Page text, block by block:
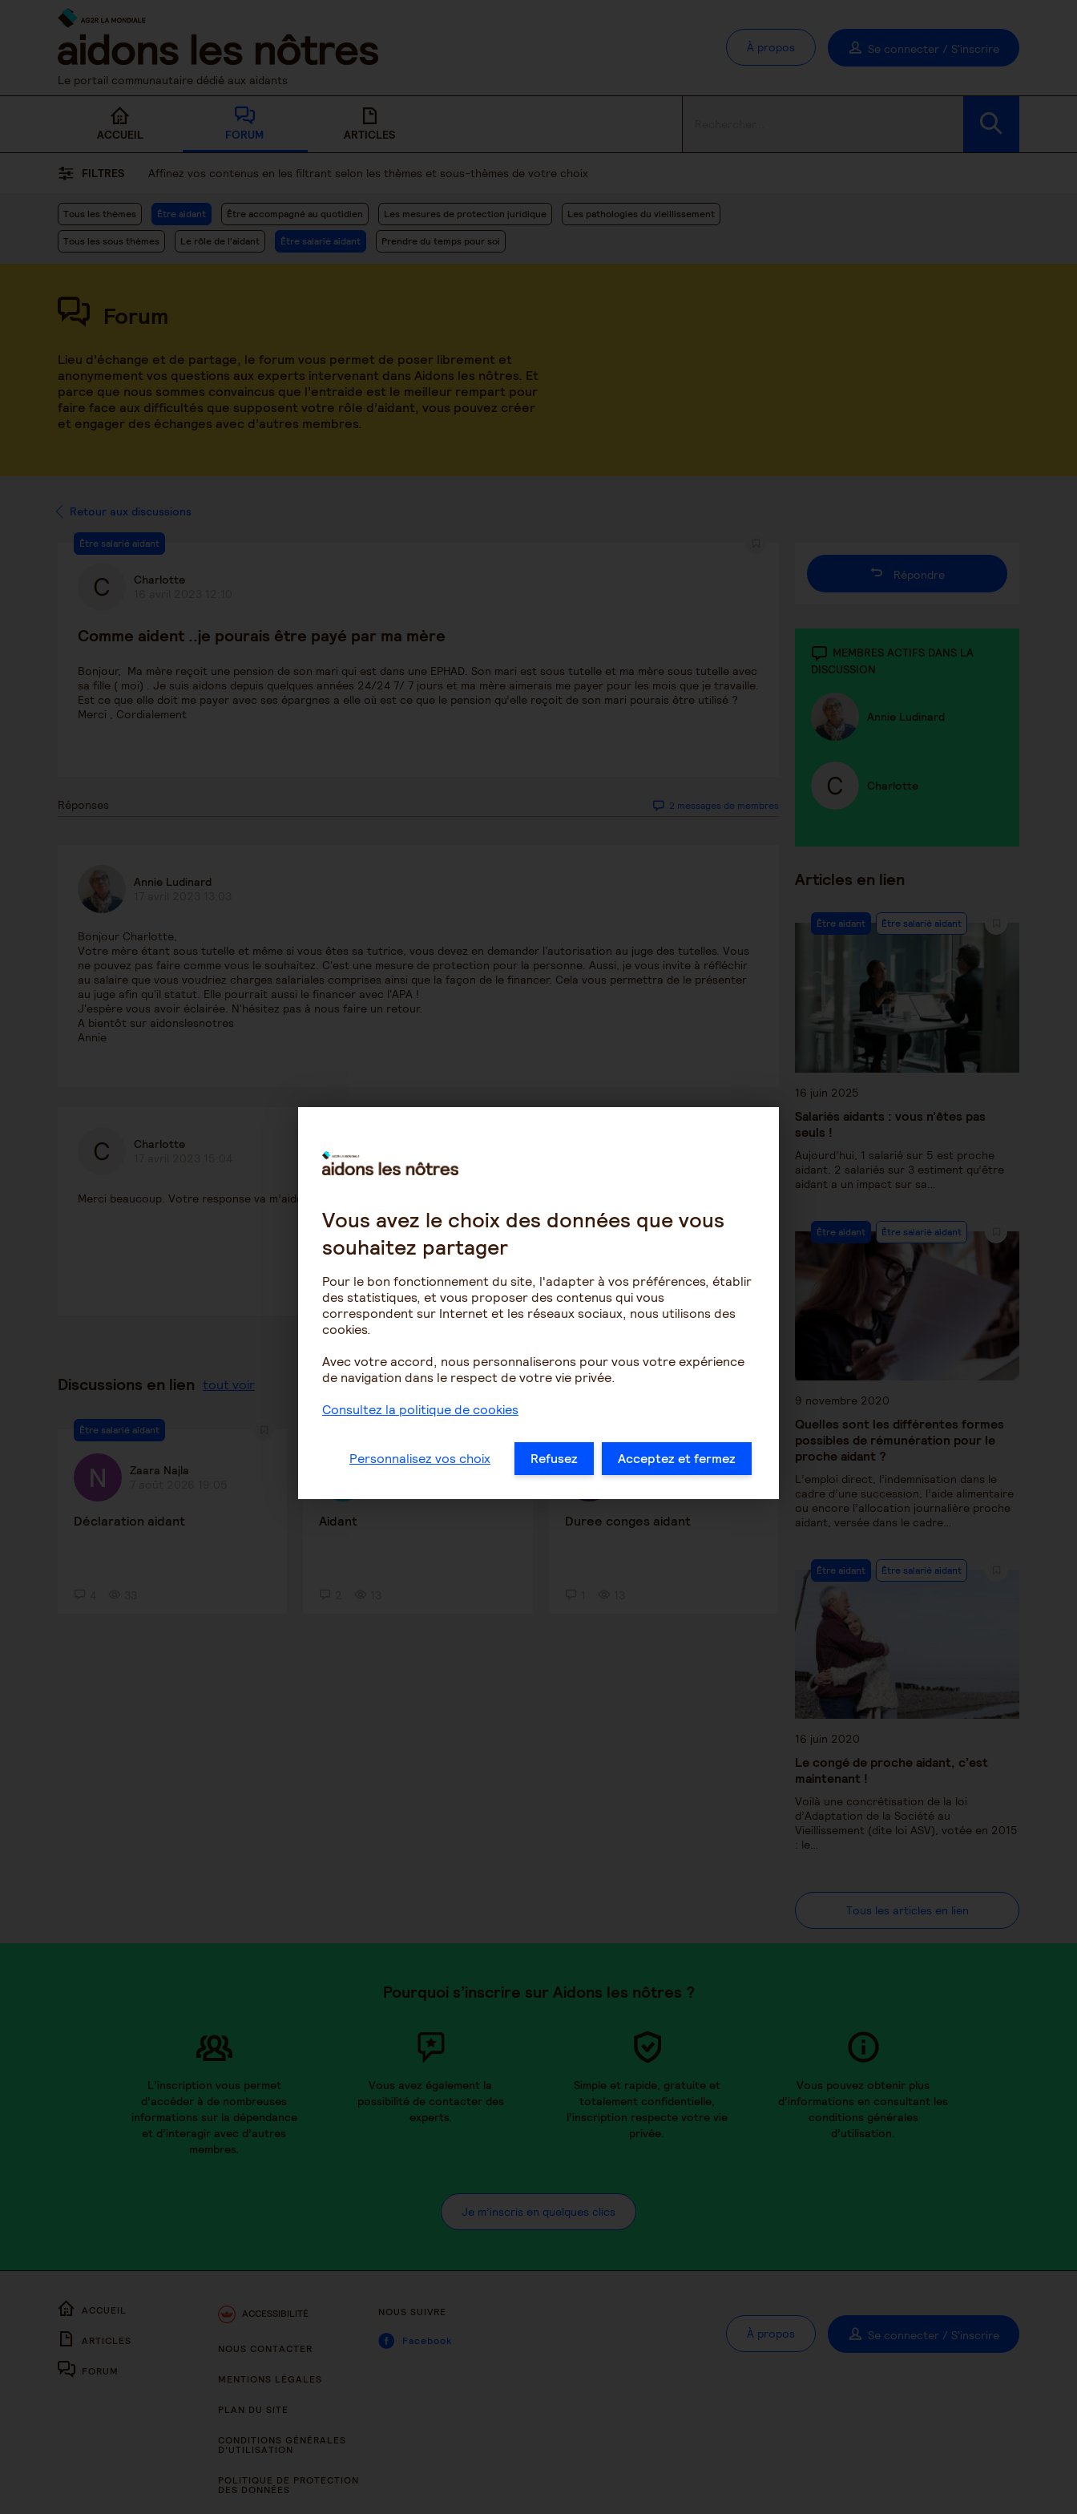
Le portail communautaire dédié aux aidants
À propos Se connecter / S'inscrire
ACCUEIL FORUM ARTICLES
FILTRES Affinez vos contenus en les filtrant selon les thèmes et sous-thèmes de votre choix
Tous les thèmes Être aidant
Tous les sous thèmes Le rôle de l'aidant Être salarié aidant Prendre du temps pour soi
Être accompagné au quotidien Les mesures de protection juridique Les pathologies du vieillissement
Forum
Lieu d’échange et de partage, le forum vous permet de poser librement et
anonymement vos questions aux experts intervenant dans Aidons les nôtres. Et
parce que nous sommes convaincus que l’entraide est le meilleur rempart pour
faire face aux difficultés que supposent votre rôle d’aidant, vous pouvez créer
et engager des échanges avec d’autres membres.
Retour aux discussions
Être salarié aidant
Charlotte
Comme aident ..je pourais être payé par ma mère
Bonjour, Ma mère reçoit une pension de son mari qui est dans une EPHAD. Son mari est sous tutelle et ma mère sous tutelle avec
sa fille ( moi) . Je suis aidons depuis quelques années 24/24 7/ 7 jours et ma mère aimerais me payer pour les mois que je travaille.
Est ce que elle doit me payer avec ses épargnes a elle où est ce que le pension qu’elle reçoit de son mari pourais être utilisé ?
Merci , Cordialement
Réponses 2 messages de membres
Annie Ludinard
Bonjour Charlotte,
Votre mère étant sous tutelle et même si vous êtes sa tutrice, vous devez en demander l'autorisation au juge des tutelles. Vous
ne pouvez pas faire comme vous le souhaitez. C'est une mesure de protection pour la personne. Aussi, je vous invite à réfléchir
au salaire que vous voudriez charges salariales comprises ainsi que la façon de le financer. Cela vous permettra de le présenter
au juge afin qu'il statut. Elle pourrait aussi le financer avec l'APA !
J'espère vous avoir éclairée. N'hésitez pas à nous faire un retour.
A bientôt sur aidonslesnotres
Annie
Charlotte
Merci beaucoup. Votre response va m’aider dans les avenirs.
Discussions en lien tout voir
Être salarié aidant
Zaara Najla
Déclaration aidant Aidant
Dupinv Dupin
Duree conges aidant
Répondre
MEMBRES ACTIFS DANS LA
DISCUSSION
Annie Ludinard
Charlotte
Articles en lien
Être aidant Être salarié aidant
16 juin 2025
Salariés aidants : vous n’êtes pas
seuls !
Aujourd’hui, 1 salarié sur 5 est proche
aidant. 2 salariés sur 3 estiment qu’être
aidant a un impact sur sa…
Être aidant Être salarié aidant
9 novembre 2020
Quelles sont les différentes formes
possibles de rémunération pour le
proche aidant ?
L’emploi direct, l’indemnisation dans le
cadre d’une succession, l’aide alimentaire
ou encore l’allocation journalière proche
aidant, versée dans le cadre…
Être aidant Être salarié aidant
16 juin 2020
Le congé de proche aidant, c’est
maintenant !
Voilà une concrétisation de la loi
d’Adaptation de la Société au
Vieillissement (dite loi ASV), votée en 2015
: le…
Tous les articles en lien
Pourquoi s’inscrire sur Aidons les nôtres ?
L’inscription vous permet
d’accéder à de nombreuses
informations sur la dépendance
et d’interagir avec d’autres
membres.
Vous avez également la
possibilité de contacter des
experts.
Simple et rapide, gratuite et
totalement confidentielle,
l’inscription respecte votre vie
privée.
Vous pouvez obtenir plus
d’informations en consultant les
conditions générales
d’utilisation.
Je m’inscris en quelques clics
ACCUEIL
ARTICLES
FORUM
ACCESSIBILITÉ
NOUS CONTACTER
MENTIONS LÉGALES
PLAN DU SITE
CONDITIONS GÉNÉRALES
D’UTILISATION
POLITIQUE DE PROTECTION
DES DONNÉES
NOUS SUIVRE
Facebook À propos Se connecter / S'inscrire
Vous avez le choix des données que vous
souhaitez partager
Pour le bon fonctionnement du site, l'adapter à vos préférences, établir
des statistiques, et vous proposer des contenus qui vous
correspondent sur Internet et les réseaux sociaux, nous utilisons des
cookies.
Avec votre accord, nous personnaliserons pour vous votre expérience
de navigation dans le respect de votre vie privée.
Consultez la politique de cookies
Personnalisez vos choix Refusez Acceptez et fermez